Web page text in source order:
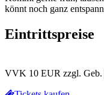
könnt noch ganz
Eintrittspreise
VVK 10 EUR zzgl.